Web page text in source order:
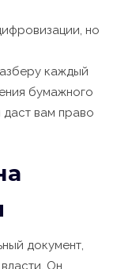
но
каждый
бумажного
даст вам право
документ,
Он